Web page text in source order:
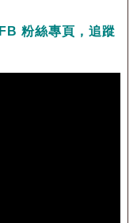
FB 粉絲專頁，追蹤